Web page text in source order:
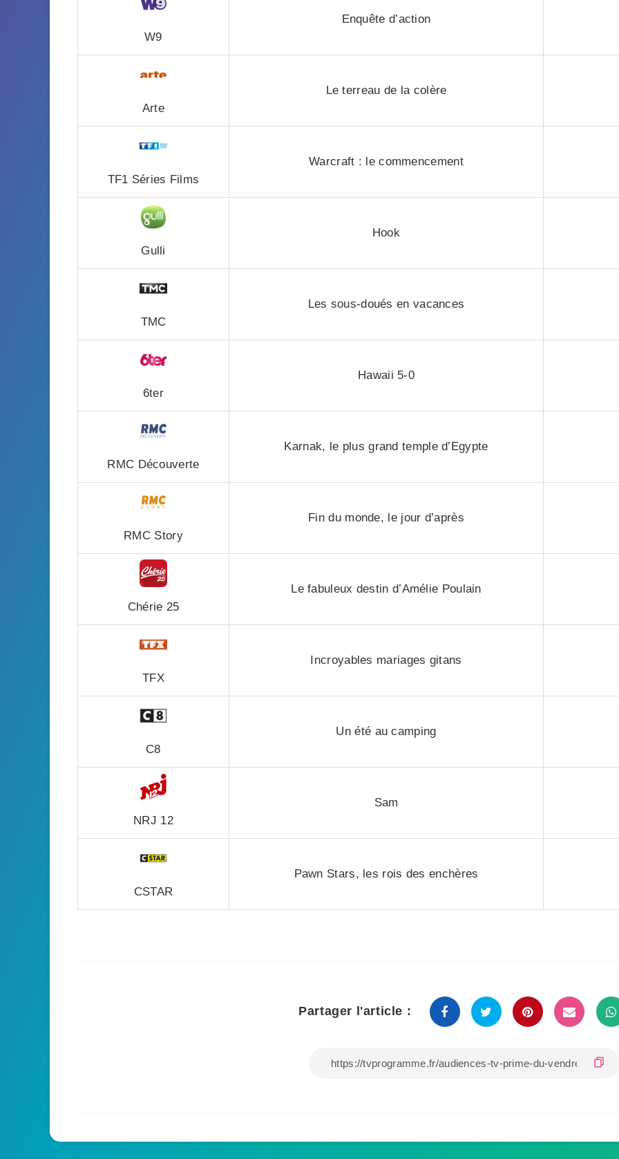
W9
Enquête d’action
Arte
Le terreau de la colère
TF1 Séries Films
Warcraft : le commencement
Gulli
Hook
TMC
Les sous-doués en vacances
6ter
Hawaii 5-0
RMC Découverte
Karnak, le plus grand temple d’Egypte
RMC Story
Fin du monde, le jour d’après
Chérie 25
Le fabuleux destin d’Amélie Poulain
TFX
Incroyables mariages gitans
C8
Un été au camping
NRJ 12
Sam
CSTAR
Pawn Stars, les rois des enchères
Partager l'article :